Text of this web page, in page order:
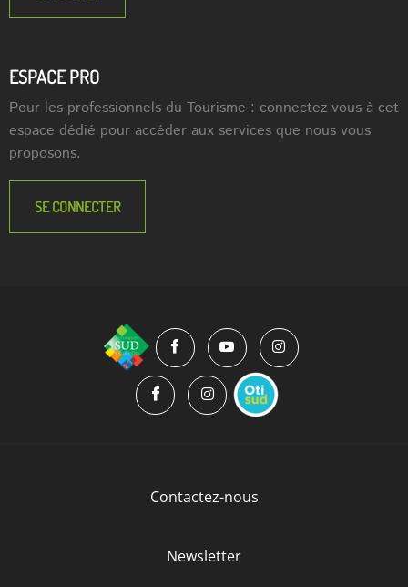
ESPACE PRO
Pour les professionnels du Tourisme : connectez-vous à cet
espace dédié pour accéder aux services que nous vous
proposons.
SE CONNECTER
Contactez-nous
Newsletter